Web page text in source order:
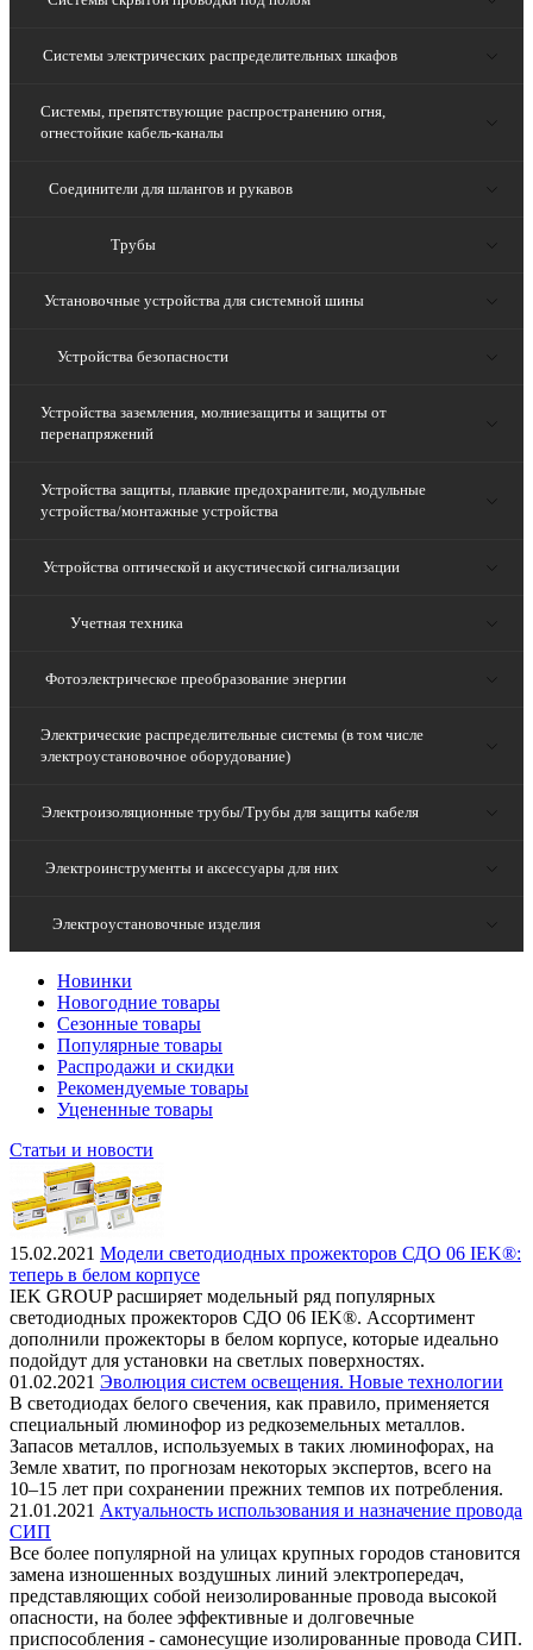
Системы электрических распределительных шкафов
Системы, препятствующие распространению огня,
огнестойкие кабель-каналы
Соединители для шлангов и рукавов
Трубы
Установочные устройства для системной шины
Устройства безопасности
Устройства заземления, молниезащиты и защиты от
перенапряжений
Устройства защиты, плавкие предохранители, модульные
устройства/монтажные устройства
Устройства оптической и акустической сигнализации
Учетная техника
Фотоэлектрическое преобразование энергии
Электрические распределительные системы (в том числе
электроустановочное оборудование)
Электроизоляционные трубы/Трубы для защиты кабеля
Электроинструменты и аксессуары для них
Электроустановочные изделия
Новинки
Новогодние товары
Сезонные товары
Популярные товары
Распродажи и скидки
Рекомендуемые товары
Уцененные товары
Статьи и новости
15.02.2021 Модели светодиодных прожекторов СДО 06 IEK®:
теперь в белом корпусе
IEK GROUP расширяет модельный ряд популярных
светодиодных прожекторов СДО 06 IEK®. Ассортимент
дополнили прожекторы в белом корпусе, которые идеально
подойдут для установки на светлых поверхностях.
01.02.2021 Эволюция систем освещения. Новые технологии
В светодиодах белого свечения, как правило, применяется
специальный люминофор из редкоземельных металлов.
Запасов металлов, используемых в таких люминофорах, на
Земле хватит, по прогнозам некоторых экспертов, всего на
10–15 лет при сохранении прежних темпов их потребления.
21.01.2021 Актуальность использования и назначение провода
СИП
Все более популярной на улицах крупных городов становится
замена изношенных воздушных линий электропередач,
представляющих собой неизолированные провода высокой
опасности, на более эффективные и долговечные
приспособления - самонесущие изолированные провода СИП.